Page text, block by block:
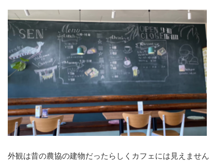
外観は昔の農協の建物だったらしくカフェには見えません